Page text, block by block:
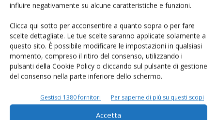
influire negativamente su alcune caratteristiche e funzioni.
Clicca qui sotto per acconsentire a quanto sopra o per fare
scelte dettagliate. Le tue scelte saranno applicate solamente a
questo sito. È possibile modificare le impostazioni in qualsiasi
momento, compreso il ritiro del consenso, utilizzando i
pulsanti della Cookie Policy o cliccando sul pulsante di gestione
del consenso nella parte inferiore dello schermo.
Gestisci 1380 fornitori Per saperne di più su questi scopi
Accetta
Catalogo Aziende e Prodotti
Un modo semplice per cercare un'azienda o un
prodotto!
Cerca adesso
L'Esperto risponde